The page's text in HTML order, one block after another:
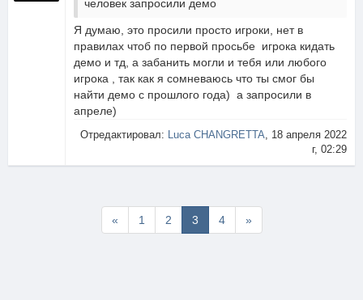
человек запросили демо
Я думаю, это просили просто игроки, нет в
правилах чтоб по первой просьбе игрока кидать
демо и тд, а забанить могли и тебя или любого
игрока , так как я сомневаюсь что ты смог бы
найти демо с прошлого года) а запросили в
апреле)
Отредактировал: Luca CHANGRETTA, 18 апреля 2022
г, 02:29
«Первая
1 2 3 4 »Последняя